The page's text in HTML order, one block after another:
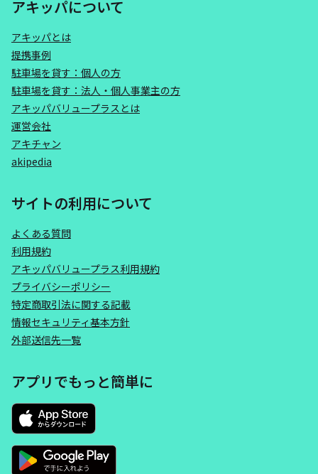
アキッパについて
アキッパとは
提携事例
駐車場を貸す：個人の方
駐車場を貸す：法人・個人事業主の方
アキッパバリュープラスとは
運営会社
アキチャン
akipedia
サイトの利用について
よくある質問
利用規約
アキッパバリュープラス利用規約
プライバシーポリシー
特定商取引法に関する記載
情報セキュリティ基本方針
外部送信先一覧
アプリでもっと簡単に